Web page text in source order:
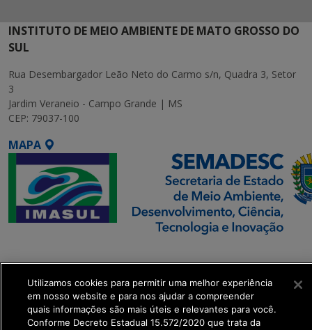
INSTITUTO DE MEIO AMBIENTE DE MATO GROSSO DO
SUL
Rua Desembargador Leão Neto do Carmo s/n, Quadra 3, Setor
3
Jardim Veraneio - Campo Grande | MS
CEP: 79037-100
MAPA
Executiva de
Transformação Digital
get_footer();
Utilizamos cookies para permitir uma melhor experiência
em nosso website e para nos ajudar a compreender
quais informações são mais úteis e relevantes para você.
Conforme Decreto Estadual 15.572/2020 que trata da